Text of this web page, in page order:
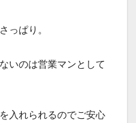
っぱり。
いのは営業マンとして
入れられるのでご安心